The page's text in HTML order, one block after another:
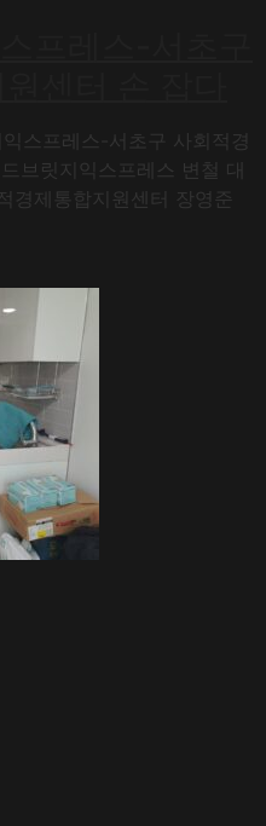
스프레스-서초구 사회적경
브릿지익스프레스 변철 대
경제통합지원센터 장영준